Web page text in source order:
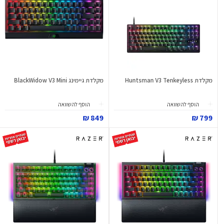
מקלדת Huntsman V3 Tenkeyless
הוסף להשוואה
799 ₪
מקלדת גיימינג BlackWidow V3 Mini
הוסף להשוואה
849 ₪